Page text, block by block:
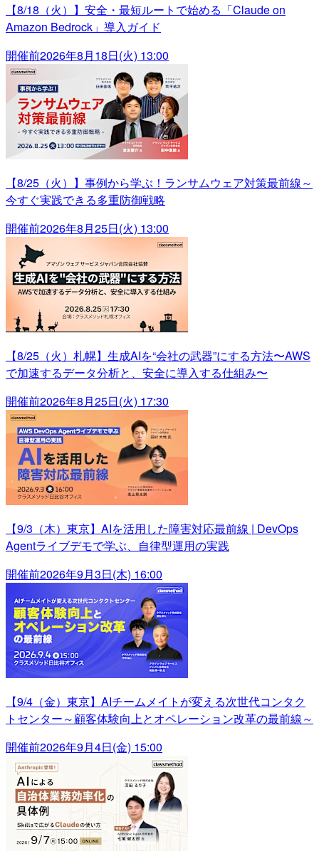
【8/18（火）】安全・最短ルートで始める「Claude on
Amazon Bedrock」導入ガイド
開催前2026年8月18日(火) 13:00
【8/25（火）】事例から学ぶ！ランサムウェア対策最前線～
今すぐ実践できる多重防御戦略
開催前2026年8月25日(火) 13:00
【8/25（火）札幌】生成AIを“会社の武器”にする方法〜AWS
で加速するデータ分析と、安全に導入する仕組み〜
開催前2026年8月25日(火) 17:30
【9/3（木）東京】AIを活用した障害対応最前線 | DevOps
Agentライブデモで学ぶ、自律型運用の実践
開催前2026年9月3日(木) 16:00
【9/4（金）東京】AIチームメイトが変える次世代コンタク
トセンター～顧客体験向上とオペレーション改革の最前線～
開催前2026年9月4日(金) 15:00